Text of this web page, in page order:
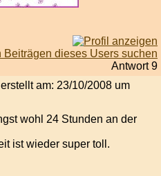
Antwort 9
am: 23/10/2008 um
wohl 24 Stunden an der
ist wieder super toll.